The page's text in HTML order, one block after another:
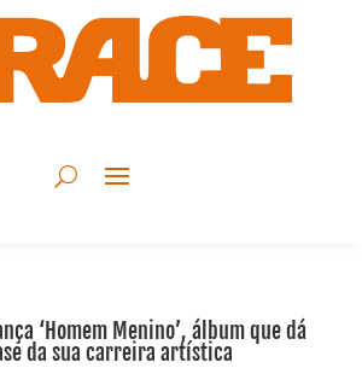
‘Homem Menino’, álbum que dá
da sua carreira artística